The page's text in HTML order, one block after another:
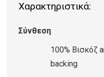
42/202
Χαρακτηριστικά:
Σύνθεση
100% Βισκόζ
backing